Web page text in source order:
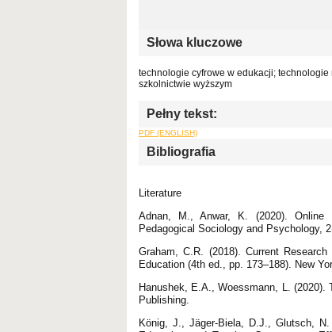
Słowa kluczowe
technologie cyfrowe w edukacji;
szkolnictwie wyższym
Pełny tekst:
PDF (ENGLISH)
Bibliografia
Literature
Adnan, M., Anwar, K. (2020). Online
Pedagogical Sociology and Psychology,
Graham, C.R. (2018). Current
Education (4th ed., pp. 173–188). New
Hanushek, E.A., Woessmann, L.
Publishing.
König, J., Jäger-Biela, D.J., Glutsch,